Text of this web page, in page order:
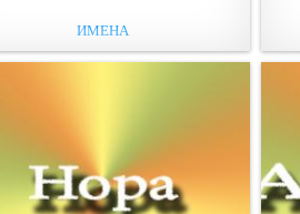
ИМЕНА